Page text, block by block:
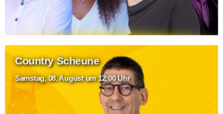
Country Scheune
Samstag, 08. August um 12:00 Uhr